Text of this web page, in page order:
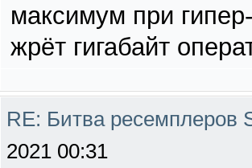
максимум при
жрёт гигабайт
RE: Битва ресемплеров
2021 00:31